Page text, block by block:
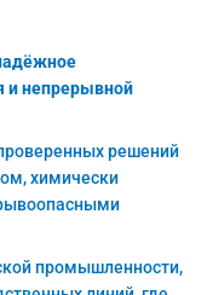
и непрерывной
решений
химически
промышленности,